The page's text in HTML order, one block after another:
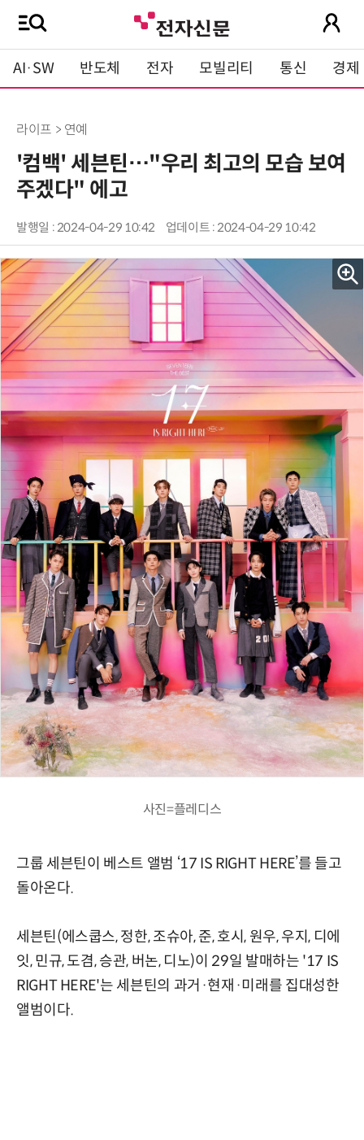
AI·SW 반도체 전자 모빌리티 통신 경제
라이프 > 연예
'컴백' 세븐틴…"우리 최고의 모습 보여
주겠다" 에고
발행일 : 2024-04-29 10:42 업데이트 : 2024-04-29 10:42
사진=플레디스
그룹 세븐틴이 베스트 앨범 ‘17 IS RIGHT HERE’를 들고
돌아온다.
세븐틴(에스쿱스, 정한, 조슈아, 준, 호시, 원우, 우지, 디에
잇, 민규, 도겸, 승관, 버논, 디노)이 29일 발매하는 '17 IS
RIGHT HERE'는 세븐틴의 과거·현재·미래를 집대성한
앨범이다.